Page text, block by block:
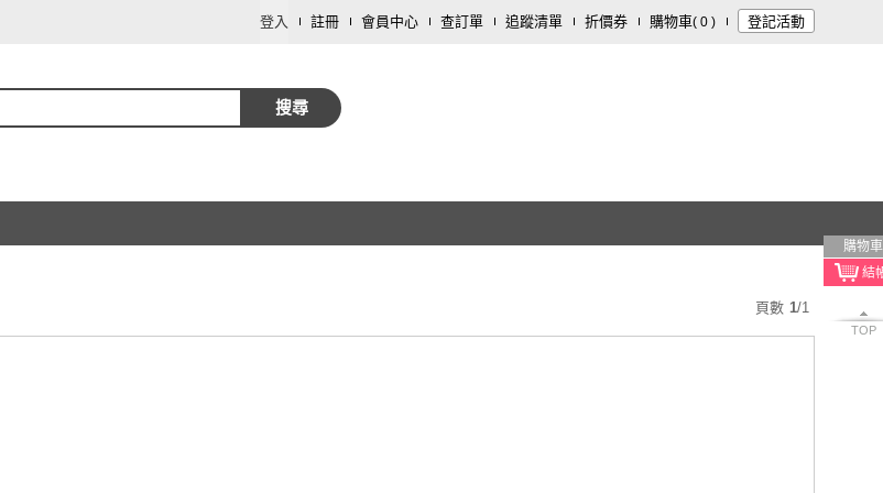
登入 註冊 會員中心 查訂單 追蹤清單 折價券 購物車( 0 ) 登記活動
搜尋
購物車
TOP
頁數 1/1